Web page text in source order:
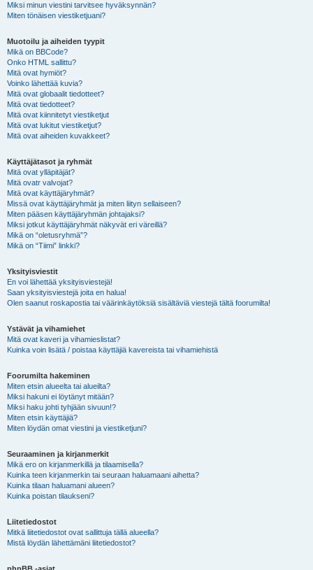
Miksi minun viestini tarvitsee hyväksynnän?
Miten tönäisen viestiketjuani?
Muotoilu ja aiheiden tyypit
Mikä on BBCode?
Onko HTML sallittu?
Mitä ovat hymiöt?
Voinko lähettää kuvia?
Mitä ovat globaalit tiedotteet?
Mitä ovat tiedotteet?
Mitä ovat kiinnitetyt viestiketjut
Mitä ovat lukitut viestiketjut?
Mitä ovat aiheiden kuvakkeet?
Käyttäjätasot ja ryhmät
Mitä ovat ylläpitäjät?
Mitä ovatr valvojat?
Mitä ovat käyttäjäryhmät?
Missä ovat käyttäjäryhmät ja miten liityn sellaiseen?
Miten pääsen käyttäjäryhmän johtajaksi?
Miksi jotkut käyttäjäryhmät näkyvät eri väreillä?
Mikä on “oletusryhmä”?
Mikä on “Tiimi” linkki?
Yksityisviestit
En voi lähettää yksityisviestejä!
Saan yksityisviestejä joita en halua!
Olen saanut roskapostia tai väärinkäytöksiä sisältäviä viestejä tältä foorumilta!
Ystävät ja vihamiehet
Mitä ovat kaveri ja vihamieslistat?
Kuinka voin lisätä / poistaa käyttäjiä kavereista tai vihamiehistä
Foorumilta hakeminen
Miten etsin alueelta tai alueilta?
Miksi hakuni ei löytänyt mitään?
Miksi haku johti tyhjään sivuun!?
Miten etsin käyttäjiä?
Miten löydän omat viestini ja viestiketjuni?
Seuraaminen ja kirjanmerkit
Mikä ero on kirjanmerkillä ja tilaamisella?
Kuinka teen kirjanmerkin tai seuraan haluamaani aihetta?
Kuinka tilaan haluamani alueen?
Kuinka poistan tilaukseni?
Liitetiedostot
Mitkä liitetiedostot ovat sallittuja tällä alueella?
Mistä löydän lähettämäni liitetiedostot?